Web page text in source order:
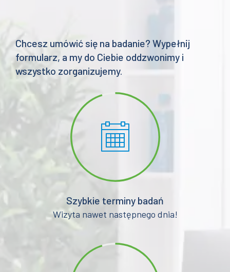
Chcesz umówić się na badanie? Wypełnij
formularz, a my do Ciebie oddzwonimy i
wszystko zorganizujemy.
Szybkie terminy badań
Wizyta nawet następnego dnia!